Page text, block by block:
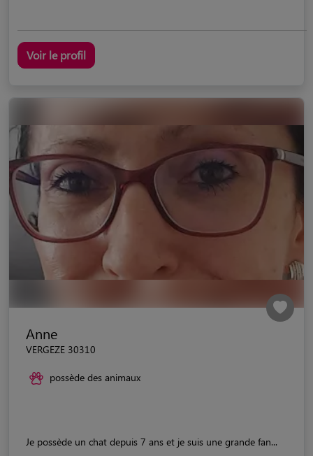
Voir le profil
Anne
VERGEZE 30310
possède des animaux
Je possède un chat depuis 7 ans et je suis une grande fan...